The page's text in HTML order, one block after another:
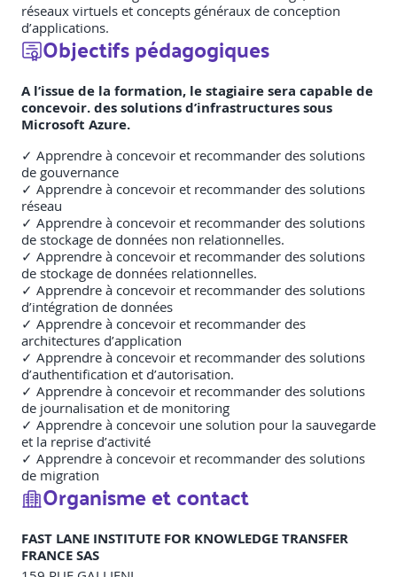
réseaux virtuels et concepts généraux de conception
d’applications.
Objectifs pédagogiques
A l’issue de la formation, le stagiaire sera capable de
concevoir. des solutions d’infrastructures sous
Microsoft Azure.
✓ Apprendre à concevoir et recommander des solutions
de gouvernance
✓ Apprendre à concevoir et recommander des solutions
réseau
✓ Apprendre à concevoir et recommander des solutions
de stockage de données non relationnelles.
✓ Apprendre à concevoir et recommander des solutions
de stockage de données relationnelles.
✓ Apprendre à concevoir et recommander des solutions
d’intégration de données
✓ Apprendre à concevoir et recommander des
architectures d’application
✓ Apprendre à concevoir et recommander des solutions
d’authentification et d’autorisation.
✓ Apprendre à concevoir et recommander des solutions
de journalisation et de monitoring
✓ Apprendre à concevoir une solution pour la sauvegarde
et la reprise d’activité
✓ Apprendre à concevoir et recommander des solutions
de migration
Organisme et contact
FAST LANE INSTITUTE FOR KNOWLEDGE TRANSFER
FRANCE SAS